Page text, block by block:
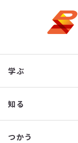
学ぶ
知る
つかう